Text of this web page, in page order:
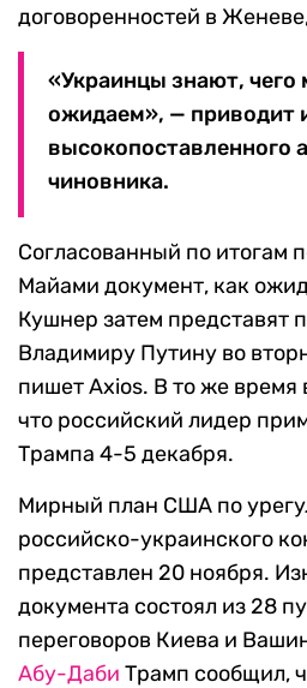
договоренностей в
«Украинцы знают, чего
ожидаем», — приводит
высокопоставленного
чиновника.
Согласованный по итогам
Майами документ, как
Кушнер затем представят
Владимиру Путину во
пишет Axios. В то же время
что российский лидер
Трампа 4-5 декабря.
Мирный план США по
российско-украинского
представлен 20 ноября.
документа состоял из 28
переговоров Киева и
Абу-Даби Трамп сообщил,